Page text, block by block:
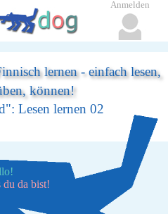
lernen - einfach lesen,
können!
Lesen lernen 02
du da bist!
Anmelden